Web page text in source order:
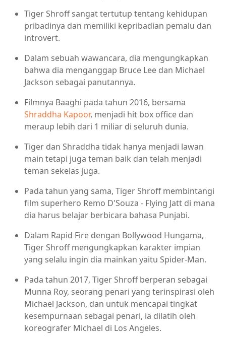
Tiger Shroff sangat tertutup tentang kehidupan
pribadinya dan memiliki kepribadian pemalu dan
introvert.
Dalam sebuah wawancara, dia mengungkapkan
bahwa dia menganggap Bruce Lee dan Michael
Jackson sebagai panutannya.
Filmnya Baaghi pada tahun 2016, bersama
Shraddha Kapoor, menjadi hit box office dan
meraup lebih dari 1 miliar di seluruh dunia.
Tiger dan Shraddha tidak hanya menjadi lawan
main tetapi juga teman baik dan telah menjadi
teman sekelas juga.
Pada tahun yang sama, Tiger Shroff membintangi
film superhero Remo D'Souza - Flying Jatt di mana
dia harus belajar berbicara bahasa Punjabi.
Dalam Rapid Fire dengan Bollywood Hungama,
Tiger Shroff mengungkapkan karakter impian
yang selalu ingin dia mainkan yaitu Spider-Man.
Pada tahun 2017, Tiger Shroff berperan sebagai
Munna Roy, seorang penari yang terinspirasi oleh
Michael Jackson, dan untuk mencapai tingkat
kesempurnaan sebagai penari, ia dilatih oleh
koreografer Michael di Los Angeles.